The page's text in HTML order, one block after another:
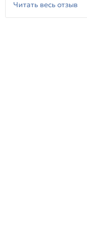
Читать весь отзыв